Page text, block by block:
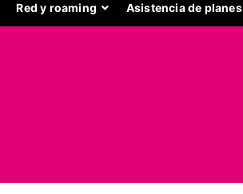
Red y roaming Asistencia de planes